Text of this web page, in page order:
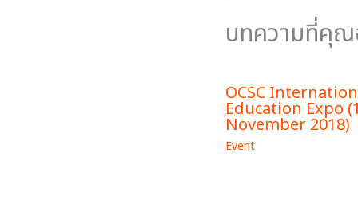
บทความที่คุณ
OCSC
Education Expo
November 2018)
Event